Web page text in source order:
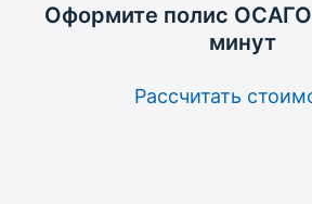
Оформите полис ОСАГО
минут
Рассчитать